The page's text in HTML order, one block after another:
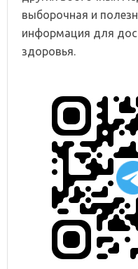
выборочная и
информация для
здоровья.